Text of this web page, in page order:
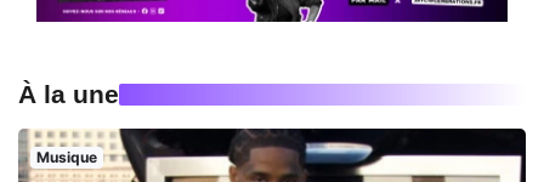
À la une
Musique